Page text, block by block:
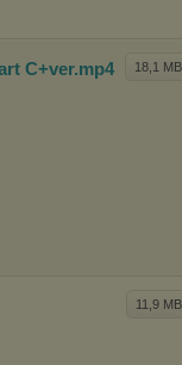
18,1 MB
C+ver.mp4
11,9 MB